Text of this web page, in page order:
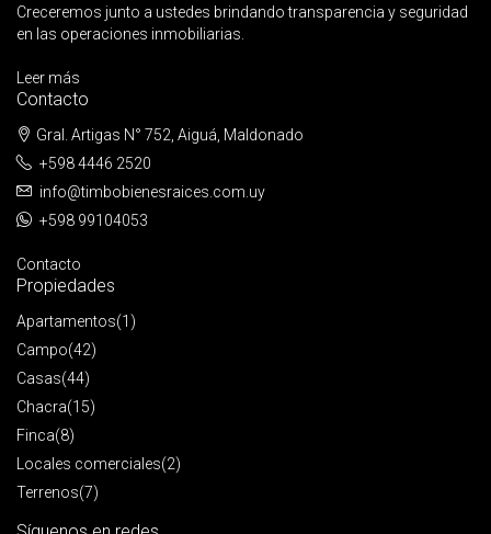
Creceremos junto a ustedes brindando transparencia y seguridad
en las operaciones inmobiliarias.
Leer más
Contacto
Gral. Artigas N° 752, Aiguá, Maldonado
+598 4446 2520
info@timbobienesraices.com.uy
+598 99104053
Contacto
Propiedades
Apartamentos(1)
Campo(42)
Casas(44)
Chacra(15)
Finca(8)
Locales comerciales(2)
Terrenos(7)